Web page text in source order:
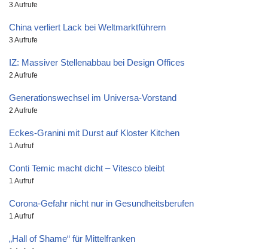
3 Aufrufe
China verliert Lack bei Weltmarktführern
3 Aufrufe
IZ: Massiver Stellenabbau bei Design Offices
2 Aufrufe
Generationswechsel im Universa-Vorstand
2 Aufrufe
Eckes-Granini mit Durst auf Kloster Kitchen
1 Aufruf
Conti Temic macht dicht – Vitesco bleibt
1 Aufruf
Corona-Gefahr nicht nur in Gesundheitsberufen
1 Aufruf
„Hall of Shame“ für Mittelfranken